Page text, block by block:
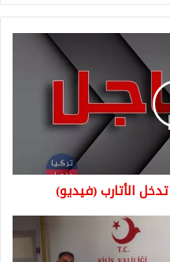
الأتارب (فيديو)